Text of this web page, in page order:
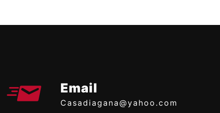
Email
casadiagana@yahoo.com